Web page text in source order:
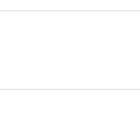
清真中式佳肴，既
的环境中用餐，感